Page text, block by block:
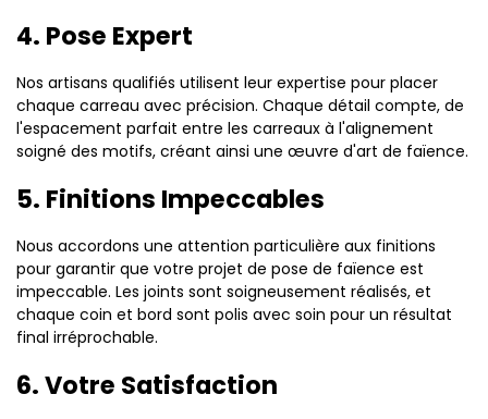
4. Pose Expert
Nos artisans qualifiés utilisent leur expertise pour placer
chaque carreau avec précision. Chaque détail compte, de
l'espacement parfait entre les carreaux à l'alignement
soigné des motifs, créant ainsi une œuvre d'art de faïence.
5. Finitions Impeccables
Nous accordons une attention particulière aux finitions
pour garantir que votre projet de pose de faïence est
impeccable. Les joints sont soigneusement réalisés, et
chaque coin et bord sont polis avec soin pour un résultat
final irréprochable.
6. Votre Satisfaction